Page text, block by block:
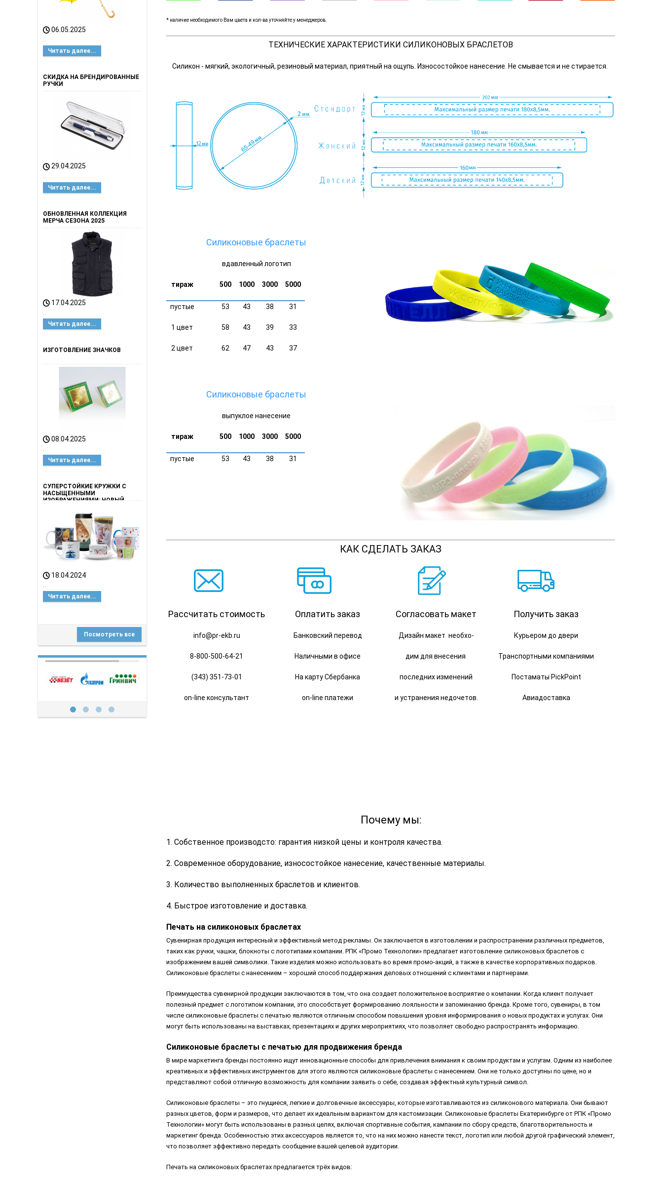
06.05.2025
..
Читать далее...
СКИДКА НА БРЕНДИРОВАННЫЕ
РУЧКИ
29.04.2025
Читать далее...
ОБНОВЛЕННАЯ КОЛЛЕКЦИЯ
МЕРЧА СЕЗОНА 2025
17.04.2025
..
Читать далее...
ИЗГОТОВЛЕНИЕ ЗНАЧКОВ
08.04.2025
..
Читать далее...
СУПЕРСТОЙКИЕ КРУЖКИ С
НАСЫЩЕННЫМИ
ИЗОБРАЖЕНИЯМИ: НОВЫЙ
НАШЕГО РЕКЛАМНОГО
АГЕНСТВА!
18.04.2024
..
Читать далее...
Посмотреть все
* наличие необходимого Вам цвета и кол-ва уточняйте у менеджеров.
ТЕХНИЧЕСКИЕ ХАРАКТЕРИСТИКИ СИЛИКОНОВЫХ БРАСЛЕТОВ
Силикон - мягкий, экологичный, резиновый материал, приятный на ощупь. Износостойкое нанесение. Не смывается и не стирается.
Силиконовые браслеты
вдавленный логотип
тираж 500 1000 3000 5000
пустые
1 цвет
2 цвет
53
58
62
43
43
47
38
39
43
31
33
37
Силиконовые браслеты
выпуклое нанесение
тираж 500 1000 3000 5000
пустые 53 43 38 31
КАК СДЕЛАТЬ ЗАКАЗ
Рассчитать стоимость Оплатить заказ Согласовать макет Получить заказ
info@pr-ekb.ru Банковский перевод Дизайн макет необхо- Курьером до двери
8-800-500-64-21 Наличными в офисе дим для внесения Транспортными компаниями
(343) 351-73-01 На карту Сбербанка последних изменений Постаматы PickPoint
on-line консультант on-line платежи и устранения недочетов. Авиадоставка
Почему мы:
1. Собственное производсто: гарантия низкой цены и контроля качества.
2. Современное оборудование, износостойкое нанесение, качественные материалы.
3. Количество выполненных браслетов и клиентов.
4. Быстрое изготовление и доставка.
Печать на силиконовых браслетах
Сувенирная продукция интересный и эффективный метод рекламы. Он заключается в изготовлении и распространении различных предметов,
таких как ручки, чашки, блокноты с логотипами компании. РПК «Промо Технологии» предлагает изготовление силиконовых браслетов с
изображением вашей символики. Такие изделия можно использовать во время промо-акций, а также в качестве корпоративных подарков.
Силиконовые браслеты с нанесением – хороший способ поддержания деловых отношений с клиентами и партнерами.
Преимущества сувенирной продукции заключаются в том, что она создает положительное восприятие о компании. Когда клиент получает
полезный предмет с логотипом компании, это способствует формированию лояльности и запоминанию бренда. Кроме того, сувениры, в том
числе силиконовые браслеты с печатью являются отличным способом повышения уровня информирования о новых продуктах и услугах. Они
могут быть использованы на выставках, презентациях и других мероприятиях, что позволяет свободно распространять информацию.
Силиконовые браслеты с печатью для продвижения бренда
В мире маркетинга бренды постоянно ищут инновационные способы для привлечения внимания к своим продуктам и услугам. Одним из наиболее
креативных и эффективных инструментов для этого являются силиконовые браслеты с нанесением. Они не только доступны по цене, но и
представляют собой отличную возможность для компании заявить о себе, создавая эффектный культурный символ.
Силиконовые браслеты – это гнущиеся, легкие и долговечные аксессуары, которые изготавливаются из силиконового материала. Они бывают
разных цветов, форм и размеров, что делает их идеальным вариантом для кастомизации. Силиконовые браслеты Екатеринбурге от РПК «Промо
Технологии» могут быть использованы в разных целях, включая спортивные события, кампании по сбору средств, благотворительность и
маркетинг бренда. Особенностью этих аксессуаров является то, что на них можно нанести текст, логотип или любой другой графический элемент,
что позволяет эффективно передать сообщение вашей целевой аудитории.
Печать на силиконовых браслетах предлагается трёх видов: